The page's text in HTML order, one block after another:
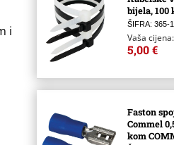
i
bijela, 100
ŠIFRA: 365-
Vaša cijena:
5,00 €
Faston
Commel
kom